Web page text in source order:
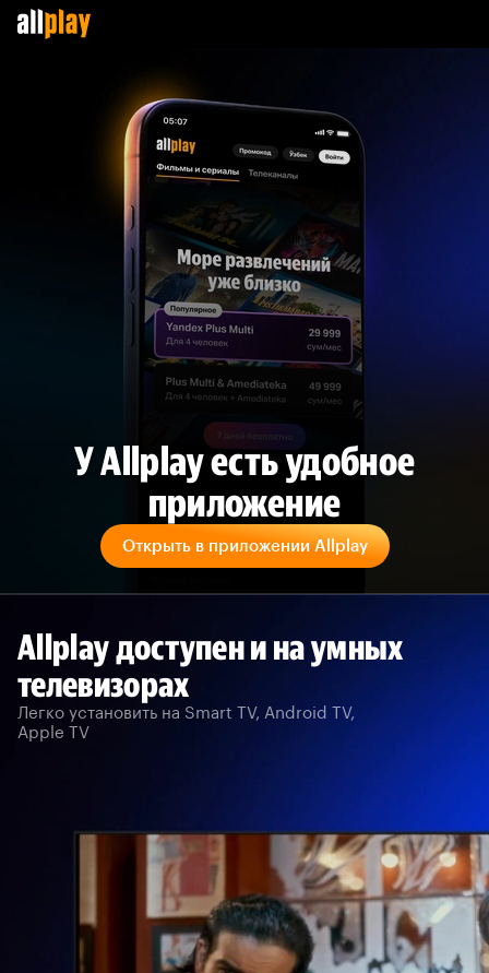
У Allplay есть удобное
приложение
Открыть в приложении Allplay
Allplay доступен и на умных
телевизорах
Легко установить на Smart TV, Android TV,
Apple TV